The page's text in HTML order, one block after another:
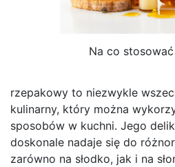
Na co
rzepakowy to niezwykle
kulinarny, który można
sposobów w kuchni. Jego
doskonale nadaje się do
zarówno na słodko, jak i na